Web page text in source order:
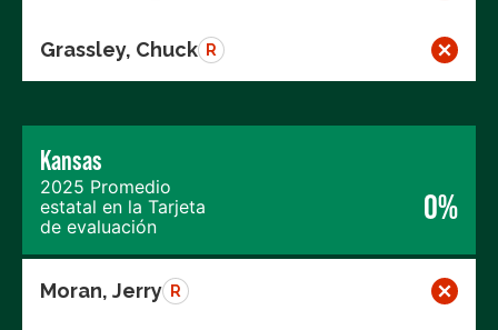
Grassley, Chuck R
Kansas
2025 Promedio
estatal en la Tarjeta
de evaluación
0%
Moran, Jerry R